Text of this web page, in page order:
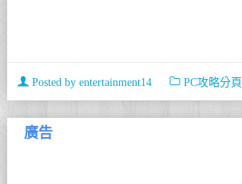
Posted by entertainment14 PC攻略分頁
廣告